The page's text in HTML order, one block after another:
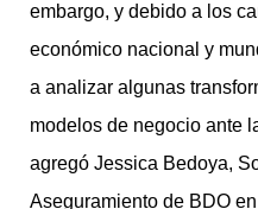
embargo, y debido a los
económico nacional y
a analizar algunas
modelos de negocio ante
agregó Jessica Bedoya,
Aseguramiento de BDO